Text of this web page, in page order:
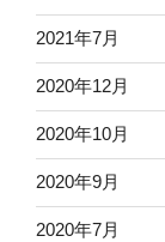
2021年7月
2020年12月
2020年10月
2020年9月
2020年7月